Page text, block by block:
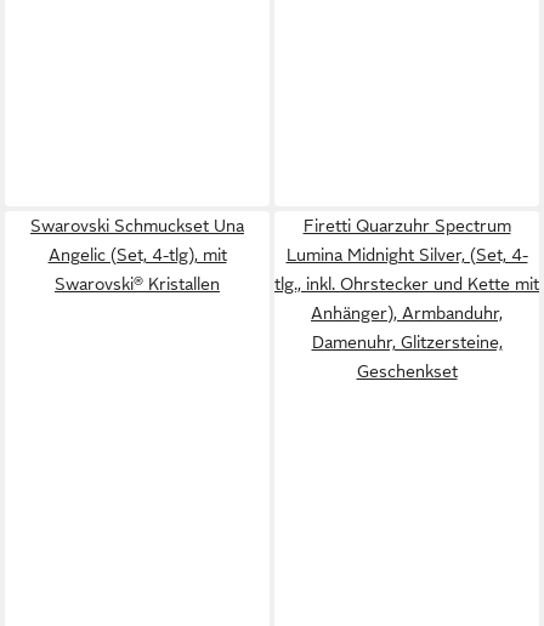
Swarovski Schmuckset Una
Angelic (Set, 4-tlg), mit
Swarovski® Kristallen
Firetti Quarzuhr Spectrum
Lumina Midnight Silver, (Set, 4-
tlg., inkl. Ohrstecker und Kette mit
Anhänger), Armbanduhr,
Damenuhr, Glitzersteine,
Geschenkset